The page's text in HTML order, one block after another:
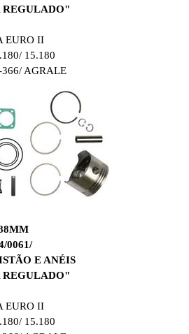
REGULADO"
EURO II
15.180
AGRALE
0061/
E ANÉIS
REGULADO"
EURO II
15.180